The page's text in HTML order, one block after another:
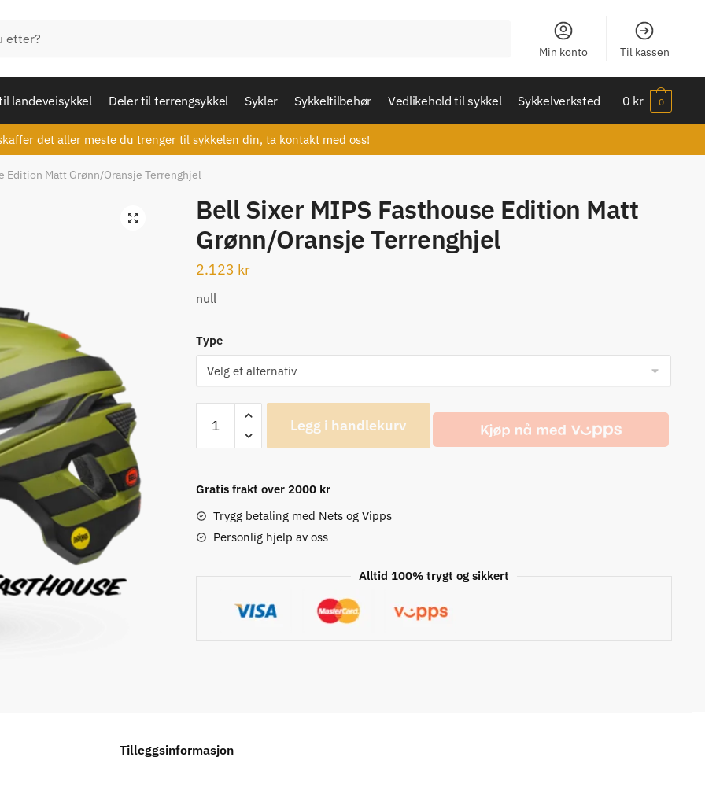
Min konto Til kassen
landeveisykkel Deler til terrengsykkel Sykler Sykkeltilbehør Vedlikehold til sykkel Sykkelverksted 0 kr 0
det aller meste du trenger til sykkelen din, ta kontakt med oss!
Edition Matt Grønn/Oransje Terrenghjel
🔍
Bell Sixer MIPS Fasthouse Edition Matt
Grønn/Oransje Terrenghjel
2.123 kr
null
Type
Sixer
MIPS
Edition
Matt
Grønn/Oransje
Terrenghjel
Legg i handlekurv
Gratis frakt over 2000 kr
Trygg betaling med Nets og Vipps
Personlig hjelp av oss
Alltid 100% trygt og sikkert
Tilleggsinformasjon